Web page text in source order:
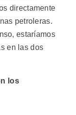
directamente
petroleras.
estaríamos
en las dos
los